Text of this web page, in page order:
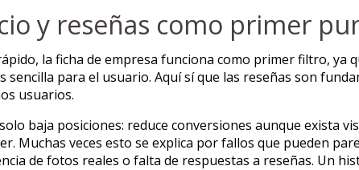
y reseñas como primer
la ficha de empresa funciona como primer filtro, ya
para el usuario. Aquí sí que las reseñas son
usuarios.
baja posiciones: reduce conversiones aunque exista
Muchas veces esto se explica por fallos que pueden
de fotos reales o falta de respuestas a reseñas. Un